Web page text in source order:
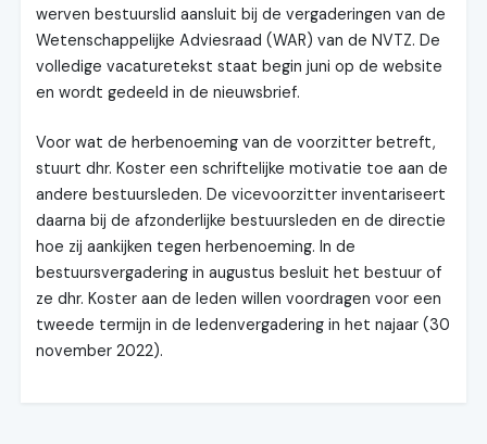
werven bestuurslid aansluit bij de vergaderingen van de
Wetenschappelijke Adviesraad (WAR) van de NVTZ. De
volledige vacaturetekst staat begin juni op de website
en wordt gedeeld in de nieuwsbrief.
Voor wat de herbenoeming van de voorzitter betreft,
stuurt dhr. Koster een schriftelijke motivatie toe aan de
andere bestuursleden. De vicevoorzitter inventariseert
daarna bij de afzonderlijke bestuursleden en de directie
hoe zij aankijken tegen herbenoeming. In de
bestuursvergadering in augustus besluit het bestuur of
ze dhr. Koster aan de leden willen voordragen voor een
tweede termijn in de ledenvergadering in het najaar (30
november 2022).